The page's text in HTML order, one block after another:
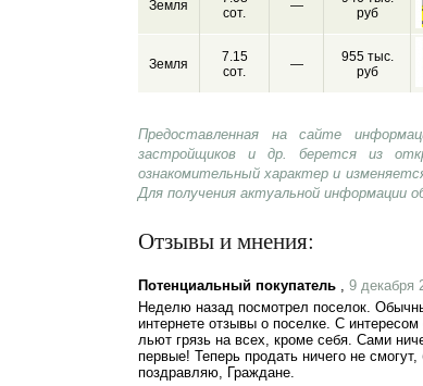
Земля
сот.
—
руб
Земля
7.15
сот.
—
955 тыс.
руб
Предоставленная на сайте
застройщиков и др. берется из
ознакомительный характер и
Для получения актуальной информации
Отзывы и мнения:
Потенциальный покупатель , 9 декабря
Неделю назад посмотрел поселок.
интернете отзывы о поселке. С
льют грязь на всех, кроме себя. Сами
первые! Теперь продать ничего не
поздравляю, Граждане.